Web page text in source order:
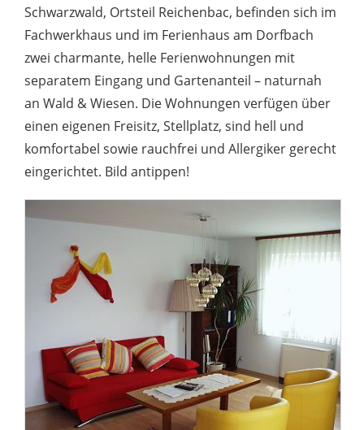
Schwarzwald, Ortsteil Reichenbac, befinden sich im
Fachwerkhaus und im Ferienhaus am Dorfbach
zwei charmante, helle Ferienwohnungen mit
separatem Eingang und Gartenanteil – naturnah
an Wald & Wiesen. Die Wohnungen verfügen über
einen eigenen Freisitz, Stellplatz, sind hell und
komfortabel sowie rauchfrei und Allergiker gerecht
eingerichtet. Bild antippen!